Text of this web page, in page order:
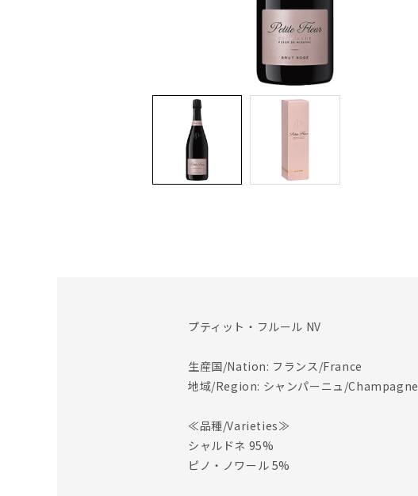
プティット・フルール NV
生産国/Nation: フランス/France
地域/Region: シャンパーニュ/Champagne
≪品種/Varieties≫
シャルドネ 95%
ピノ・ノワール 5%